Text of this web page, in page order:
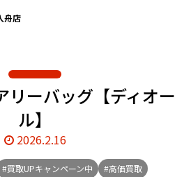
舟店
リーバッグ【ディオー
ル】
2026.2.16
#買取UPキャンペーン中 #高価買取